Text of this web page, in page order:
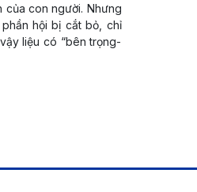
của con người. Nhưng
hội bị cắt bỏ, chỉ
liệu có “bên trọng-